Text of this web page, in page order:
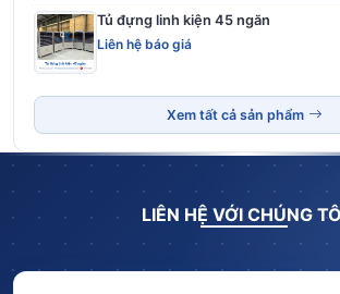
Tủ đựng linh kiện 45 ngăn
Liên hệ báo giá
Xem tất cả sản phẩm
LIÊN HỆ VỚI CHÚNG